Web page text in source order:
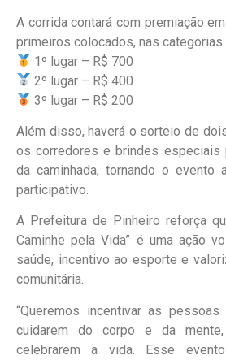
A corrida contará com premiação
primeiros colocados, nas categorias
1º lugar – R$ 700
2º lugar – R$ 400
3º lugar – R$ 200
Além disso, haverá o sorteio de
os corredores e brindes especiais
da caminhada, tornando o evento
participativo.
A Prefeitura de Pinheiro reforça
Caminhe pela Vida” é uma ação
saúde, incentivo ao esporte e
comunitária.
“Queremos incentivar as
cuidarem do corpo e da
celebrarem a vida. Esse